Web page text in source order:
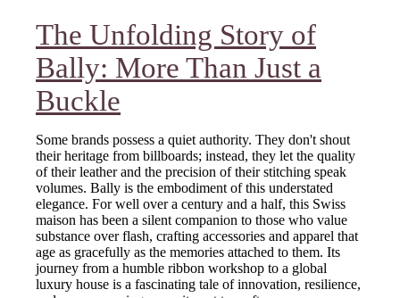
The Unfolding Story of
Bally: More Than Just a
Buckle
Some brands possess a quiet authority. They don't shout
their heritage from billboards; instead, they let the quality
of their leather and the precision of their stitching speak
volumes. Bally is the embodiment of this understated
elegance. For well over a century and a half, this Swiss
maison has been a silent companion to those who value
substance over flash, crafting accessories and apparel that
age as gracefully as the memories attached to them. Its
journey from a humble ribbon workshop to a global
luxury house is a fascinating tale of innovation, resilience,